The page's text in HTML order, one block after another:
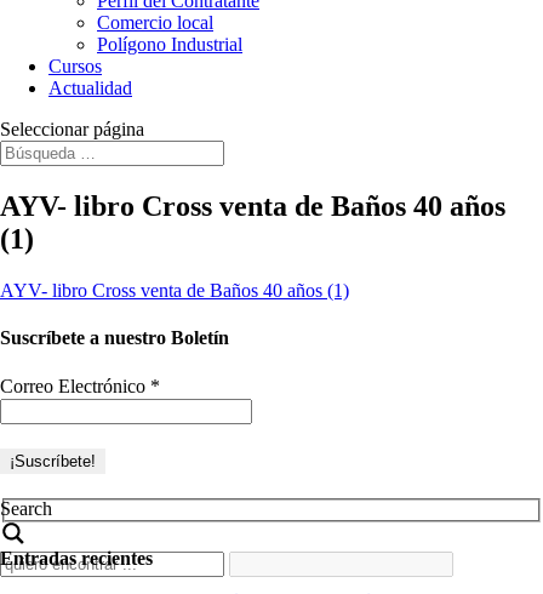
Comercio local
Polígono Industrial
Cursos
Actualidad
Seleccionar página
AYV- libro Cross venta de Baños 40 años
(1)
AYV- libro Cross venta de Baños 40 años (1)
Suscríbete a nuestro Boletín
Correo Electrónico *
Search
Entradas recientes